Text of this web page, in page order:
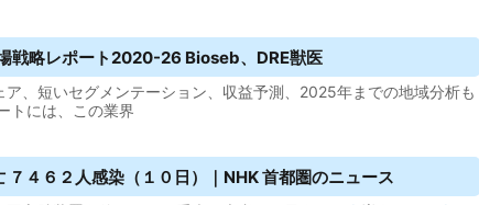
戦略レポート2020-26 Bioseb、DRE獣医
ア、短いセグメンテーション、収益予測、2025年までの地域分析も
トには、この業界
７４６２人感染（１０日）｜NHK 首都圏のニュース